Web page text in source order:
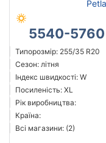
5540-
Типорозмір: 255/35 R20
Сезон: літня
Індекс швидкості: W
Посиленість: XL
Рік виробництва:
Країна:
Всі магазини: (2)